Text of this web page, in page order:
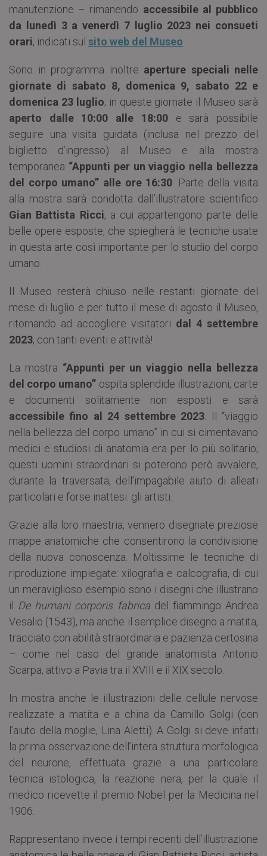
manutenzione – rimanendo accessibile al pubblico
da lunedì 3 a venerdì 7 luglio 2023 nei consueti
orari, indicati sul sito web del Museo
Sono in programma inoltre aperture speciali nelle
giornate di sabato 8, domenica 9, sabato 22 e
domenica 23 luglio; in queste giornate il Museo sarà
aperto dalle 10:00 alle 18:00e sarà possibile
seguire una visita guidata (inclusa nel prezzo del
biglietto d’ingresso) al Museo e alla mostra
temporanea “Appunti per un viaggio nella bellezza
del corpo umano” alle ore 16:30 . Parte della visita
alla mostra sarà condotta dall’illustratore scientifico
Gian Battista Ricci, a cui appartengono parte delle
belle opere esposte, che spiegherà le tecniche usate
in questa arte così importante per lo studio del corpo
umano.
Il Museo resterà chiuso nelle restanti giornate del
mese di luglio e per tutto il mese di agosto il Museo,
ritornando ad accogliere visitatori dal 4 settembre
2023, con tanti eventi e attività!
La mostra “Appunti per un viaggio nella bellezza
del corpo umano” ospita splendide illustrazioni, carte
e documenti solitamente non esposti e sarà
accessibile fino al 24 settembre 2023 . Il “viaggio
nella bellezza del corpo umano” in cui si cimentavano
medici e studiosi di anatomia era per lo più solitario;
questi uomini straordinari si poterono però avvalere,
durante la traversata, dell’impagabile aiuto di alleati
particolari e forse inattesi: gli artisti.
Grazie alla loro maestria, vennero disegnate preziose
mappe anatomiche che consentirono la condivisione
della nuova conoscenza. Moltissime le tecniche di
riproduzione impiegate: xilografia e calcografia, di cui
un meraviglioso esempio sono i disegni che illustrano
il De humani corporis fabricadel fiammingo Andrea
Vesalio (1543), ma anche il semplice disegno a matita,
tracciato con abilità straordinaria e pazienza certosina
– come nel caso del grande anatomista Antonio
Scarpa, attivo a Pavia tra il XVIII e il XIX secolo.
In mostra anche le illustrazioni delle cellule nervose
realizzate a matita e a china da Camillo Golgi (con
l’aiuto della moglie, Lina Aletti). A Golgi si deve infatti
la prima osservazione dell’intera struttura morfologica
del neurone, effettuata grazie a una particolare
tecnica istologica, la reazione nera, per la quale il
medico ricevette il premio Nobel per la Medicina nel
1906.
Rappresentano invece i tempi recenti dell’illustrazione